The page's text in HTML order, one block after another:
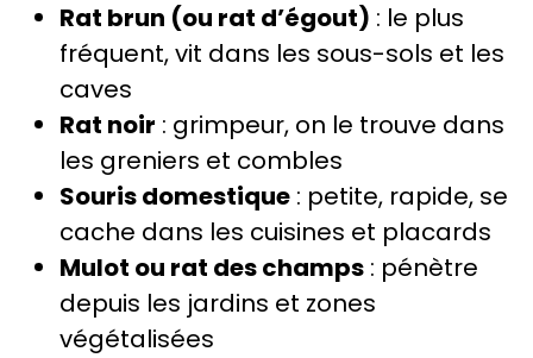
Rat brun (ou rat d’égout) : le plus
fréquent, vit dans les sous-sols et les
caves
Rat noir : grimpeur, on le trouve dans
les greniers et combles
Souris domestique : petite, rapide, se
cache dans les cuisines et placards
Mulot ou rat des champs : pénètre
depuis les jardins et zones
végétalisées